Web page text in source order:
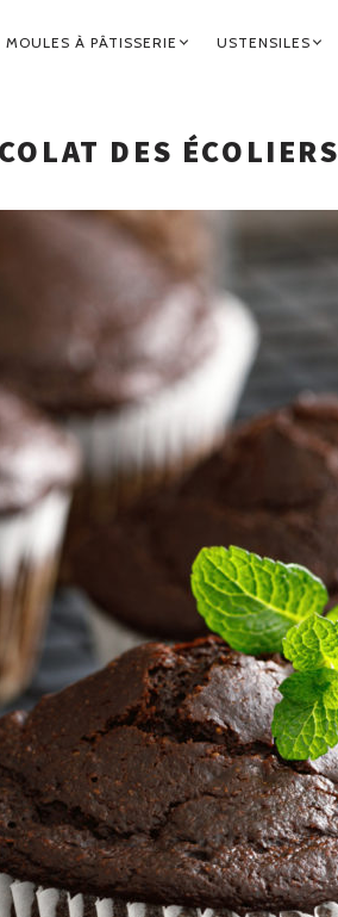
NAVIGATION
MOULES À PÂTISSERIE USTENSILES
DES ÉCOLIERS